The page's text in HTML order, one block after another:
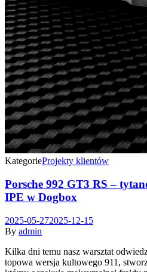
KategorieProjekty klientów
Porsche 992 GT3 RS –
IPE w Dogbox
2025-05-272025-12-15
By admin
Kilka dni temu nasz warsztat
topowa wersja kultowego 911,